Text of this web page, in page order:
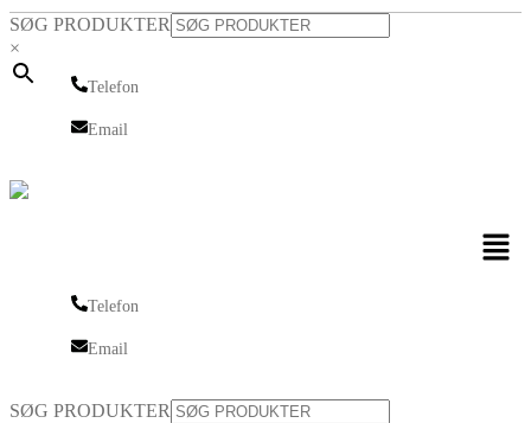
SØG PRODUKTER
×
Telefon
Email
Menu
Telefon
Email
SØG PRODUKTER